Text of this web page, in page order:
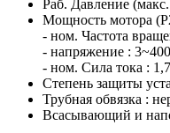
Раб. Давление
Мощность мотора
- ном. Частота
- напряжение :
- ном. Сила тока :
Степень защиты
Трубная обвязка :
Всасывающий и